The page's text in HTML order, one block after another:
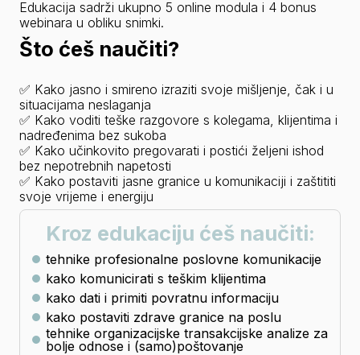
Edukacija sadrži ukupno 5 online modula i 4 bonus
webinara u obliku snimki.
Što ćeš naučiti?
✅ Kako jasno i smireno izraziti svoje mišljenje, čak i u
situacijama neslaganja
✅ Kako voditi teške razgovore s kolegama, klijentima i
nadređenima bez sukoba
✅ Kako učinkovito pregovarati i postići željeni ishod
bez nepotrebnih napetosti
✅ Kako postaviti jasne granice u komunikaciji i zaštititi
svoje vrijeme i energiju
Kroz edukaciju ćeš naučiti:
tehnike profesionalne poslovne komunikacije
kako komunicirati s teškim klijentima
kako dati i primiti povratnu informaciju
kako postaviti zdrave granice na poslu
tehnike organizacijske transakcijske analize za
bolje odnose i (samo)poštovanje